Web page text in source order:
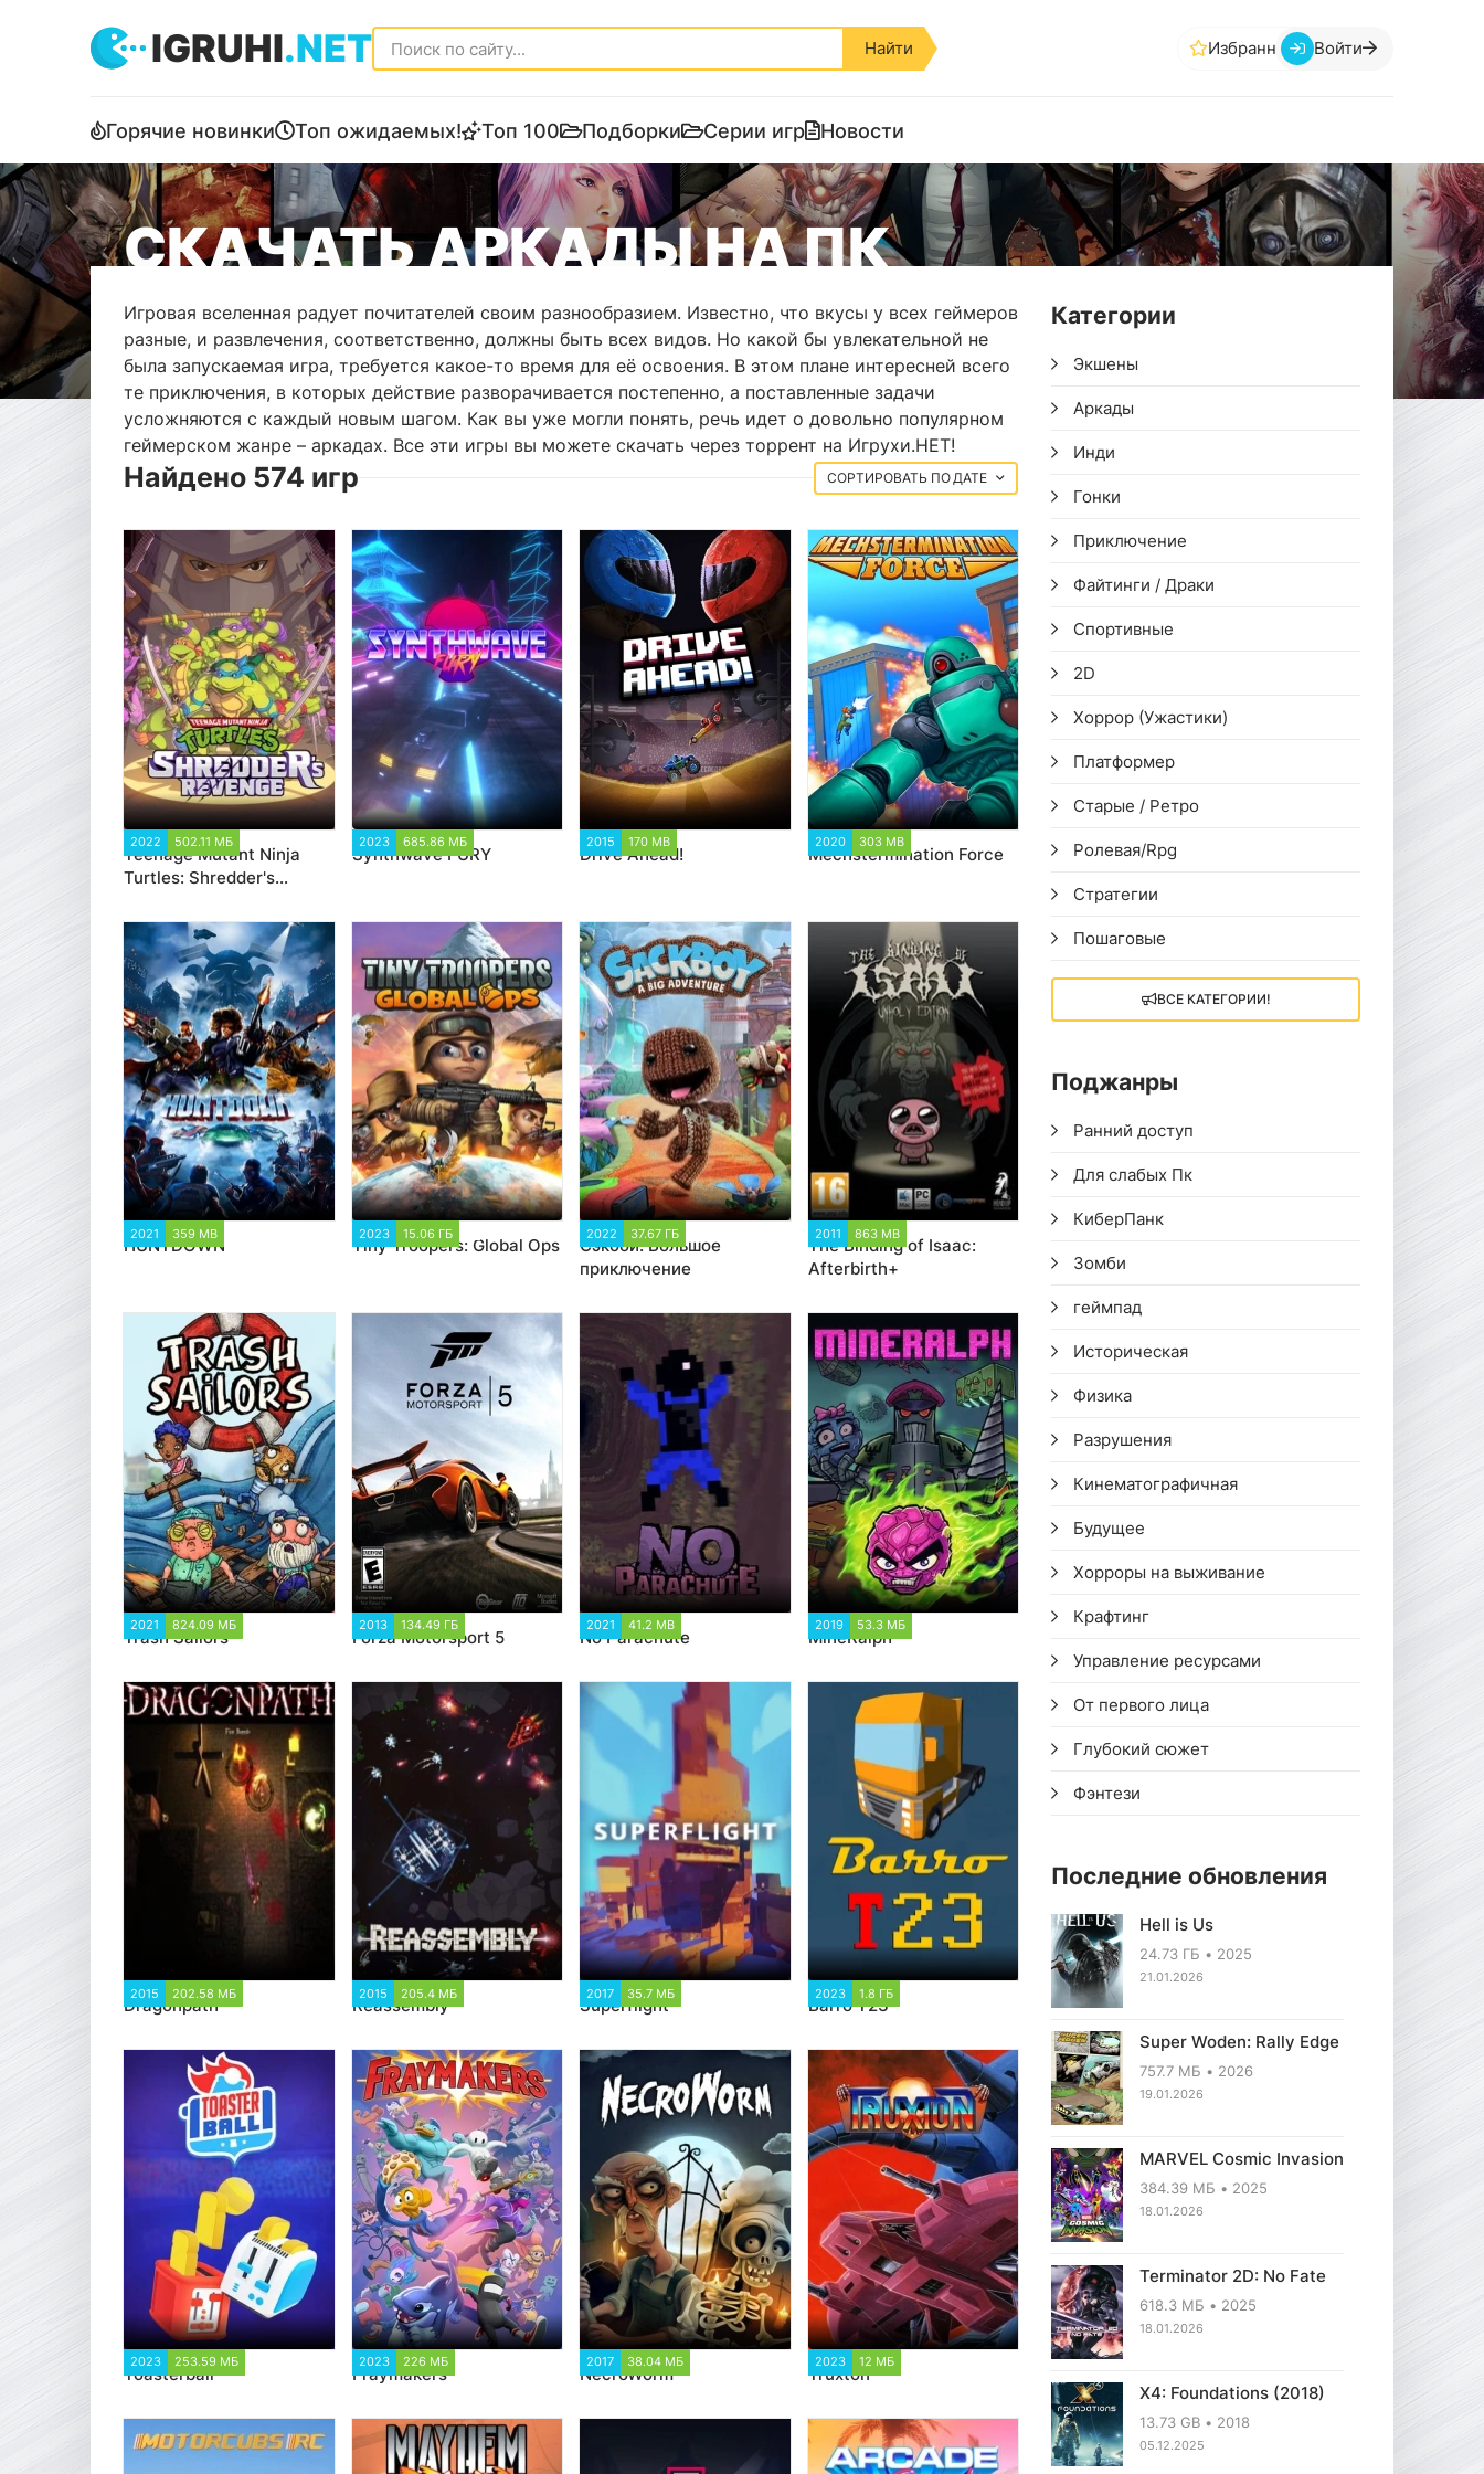
IGRUHI.NET Найти Избранное Войти
Горячие новинки Топ ожидаемых! Топ 100 Подборки Серии игр Новости
СКАЧАТЬ АРКАДЫ НА ПК
Игровая вселенная радует почитателей своим разнообразием. Известно, что вкусы у всех геймеров
разные, и развлечения, соответственно, должны быть всех видов. Но какой бы увлекательной не
была запускаемая игра, требуется какое-то время для её освоения. В этом плане интересней всего
те приключения, в которых действие разворачивается постепенно, а поставленные задачи
усложняются с каждый новым шагом. Как вы уже могли понять, речь идет о довольно популярном
геймерском жанре – аркадах. Все эти игры вы можете скачать через торрент на Игрухи.НЕТ!
Найдено 574 игр ДАТЕ
2022 502.11 МБ
Teenage Mutant Ninja
Turtles: Shredder's
2023 685.86 МБ
Synthwave FURY
2015 170 MB
Drive Ahead!
2020 303 MB
Mechstermination Force
2021 359 MB
HUNTDOWN
2023 15.06 ГБ
Tiny Troopers: Global Ops
2022 37.67 ГБ
Сэкбой: Большое
приключение
2011 863 MB
The Binding of Isaac:
Afterbirth+
2021 824.09 МБ
Trash Sailors
2013 134.49 ГБ
Forza Motorsport 5
2021 41.2 MB
No Parachute
2019 53.3 МБ
MineRalph
2015 202.58 МБ
Dragonpath
2015 205.4 МБ
Reassembly
2017 35.7 МБ
Superflight
2023 1.8 ГБ
Barro T23
2023 253.59 МБ
Toasterball
2023 226 МБ
Fraymakers
2017 38.04 МБ
NecroWorm
2023 12 МБ
Truxton
Категории
Экшены
Аркады
Инди
Гонки
Приключение
Файтинги / Драки
Спортивные
2D
Хоррор (Ужастики)
Платформер
Старые / Ретро
Ролевая/Rpg
Стратегии
Пошаговые
ВСЕ КАТЕГОРИИ!
Поджанры
Ранний доступ
Для слабых Пк
КиберПанк
Зомби
геймпад
Историческая
Физика
Разрушения
Кинематографичная
Будущее
Хорроры на выживание
Крафтинг
Управление ресурсами
От первого лица
Глубокий сюжет
Фэнтези
Последние обновления
Hell is Us
24.73 ГБ 2025
21.01.2026
Super Woden: Rally Edge
757.7 МБ 2026
19.01.2026
MARVEL Cosmic Invasion
384.39 МБ 2025
18.01.2026
Terminator 2D: No Fate
618.3 МБ 2025
18.01.2026
X4: Foundations (2018)
13.73 GB 2018
05.12.2025